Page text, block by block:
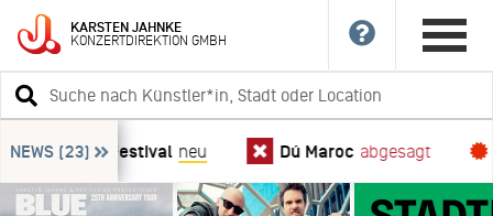
KARSTENJAHNKE
KONZERTDIREKTIONGMBH
Suchbegriff
eingeben
NEWS (23)
News-Ticker
Amplifire Festival neu Dú Maroc abgesagt